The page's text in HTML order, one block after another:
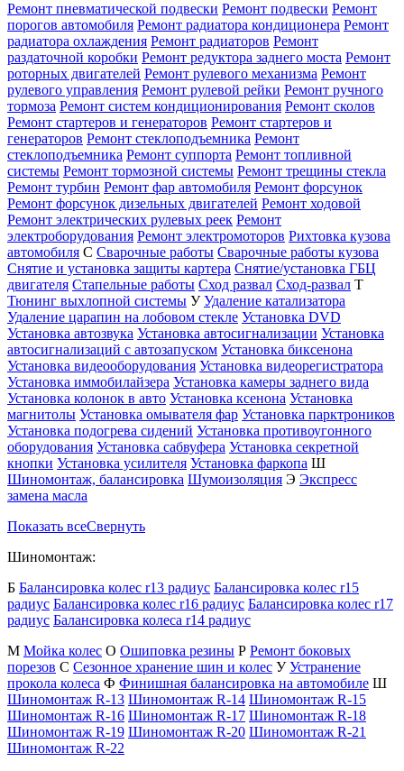
Ремонт пневматической подвески Ремонт подвески Ремонт
порогов автомобиля Ремонт радиатора кондиционера Ремонт
радиатора охлаждения Ремонт радиаторов Ремонт
раздаточной коробки Ремонт редуктора заднего моста Ремонт
роторных двигателей Ремонт рулевого механизма Ремонт
рулевого управления Ремонт рулевой рейки Ремонт ручного
тормоза Ремонт систем кондиционирования Ремонт сколов
Ремонт стартеров и генераторов Ремонт стартеров и
генераторов Ремонт стеклоподъемника Ремонт
стеклоподъемника Ремонт суппорта Ремонт топливной
системы Ремонт тормозной системы Ремонт трещины стекла
Ремонт турбин Ремонт фар автомобиля Ремонт форсунок
Ремонт форсунок дизельных двигателей Ремонт ходовой
Ремонт электрических рулевых реек Ремонт
электроборудования Ремонт электромоторов Рихтовка кузова
автомобиля С Сварочные работы Сварочные работы кузова
Снятие и установка защиты картера Снятие/установка ГБЦ
двигателя Стапельные работы Сход развал Сход-развал Т
Тюнинг выхлопной системы У Удаление катализатора
Удаление царапин на лобовом стекле Установка DVD
Установка автозвука Установка автосигнализации Установка
автосигнализаций с автозапуском Установка биксенона
Установка видеооборудования Установка видеорегистратора
Установка иммобилайзера Установка камеры заднего вида
Установка колонок в авто Установка ксенона Установка
магнитолы Установка омывателя фар Установка парктроников
Установка подогрева сидений Установка противоугонного
оборудования Установка сабвуфера Установка секретной
кнопки Установка усилителя Установка фаркопа Ш
Шиномонтаж, балансировка Шумоизоляция Э Экспресс
замена масла
Показать всеСвернуть
Шиномонтаж:
Б Балансировка колес r13 радиус Балансировка колес r15
радиус Балансировка колес r16 радиус Балансировка колес r17
радиус Балансировка колеса r14 радиус
М Мойка колес О Ошиповка резины Р Ремонт боковых
порезов С Сезонное хранение шин и колес У Устранение
прокола колеса Ф Финишная балансировка на автомобиле Ш
Шиномонтаж R-13 Шиномонтаж R-14 Шиномонтаж R-15
Шиномонтаж R-16 Шиномонтаж R-17 Шиномонтаж R-18
Шиномонтаж R-19 Шиномонтаж R-20 Шиномонтаж R-21
Шиномонтаж R-22